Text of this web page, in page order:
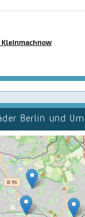
Berlin und